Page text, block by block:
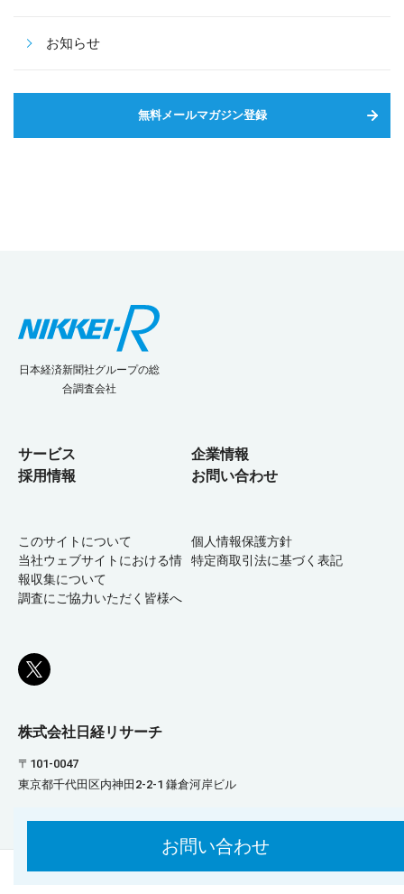
お知らせ
無料メールマガジン登録
お問い合わせ
日本経済新聞社グループの総
合調査会社
サービス
企業情報
採用情報
お問い合わせ
このサイトについて
個人情報保護方針
当社ウェブサイトにおける情
報収集について
特定商取引法に基づく表記
調査にご協力いただく皆様へ
株式会社日経リサーチ
〒101-0047
東京都千代田区内神田2-2-1 鎌倉河岸ビル